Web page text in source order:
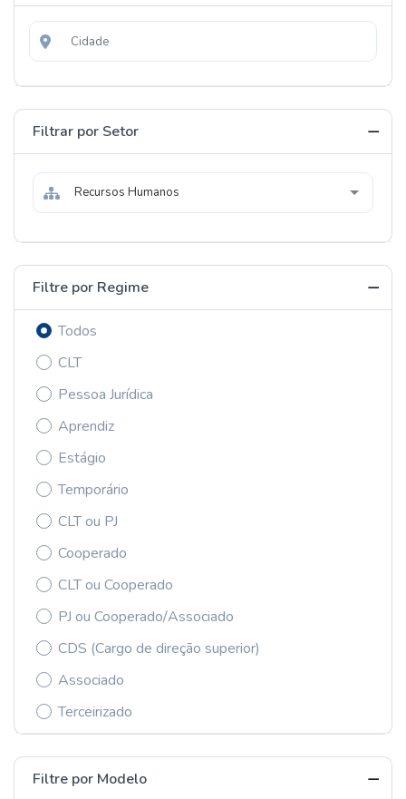
Filtrar por Setor
Recursos Humanos
Filtre por Regime
Todos
CLT
Pessoa Jurídica
Aprendiz
Estágio
Temporário
CLT ou PJ
Cooperado
CLT ou Cooperado
PJ ou Cooperado/Associado
CDS (Cargo de direção superior)
Associado
Terceirizado
Filtre por Modelo